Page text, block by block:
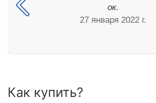
ок.
27 января 2022 г.
Как купить?